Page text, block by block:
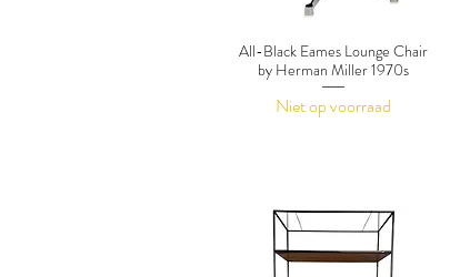
All-Black Eames Lounge Chair
by Herman Miller 1970s
Niet op voorraad